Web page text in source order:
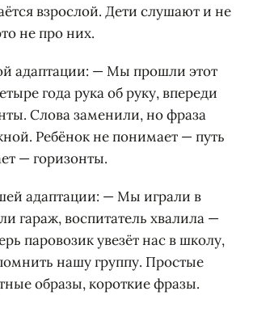
взрослой. Дети слушают и не
не про них.
адаптации: — Мы прошли этот
года рука об руку, впереди
Слова заменили, но фраза
Ребёнок не понимает — путь
— горизонты.
адаптации: — Мы играли в
гараж, воспитатель хвалила —
паровозик увезёт нас в школу,
нашу группу. Простые
образы, короткие фразы.